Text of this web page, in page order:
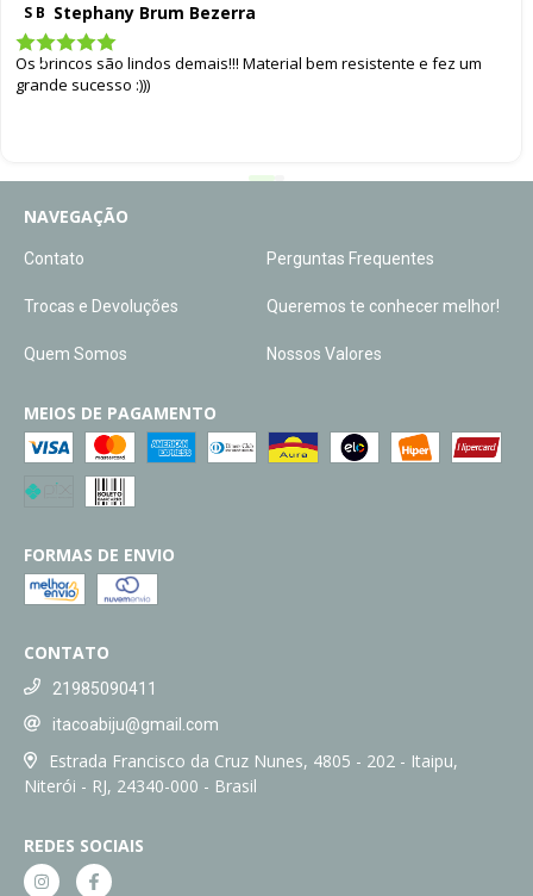
S B Stephany Brum Bezerra
Os brincos são lindos demais!!! Material bem resistente e fez um
grande sucesso :)))
NAVEGAÇÃO
Contato Perguntas Frequentes
Trocas e Devoluções Queremos te conhecer melhor!
Quem Somos Nossos Valores
MEIOS DE PAGAMENTO
FORMAS DE ENVIO
CONTATO
21985090411
itacoabiju@gmail.com
Estrada Francisco da Cruz Nunes, 4805 - 202 - Itaipu,
Niterói - RJ, 24340-000 - Brasil
REDES SOCIAIS